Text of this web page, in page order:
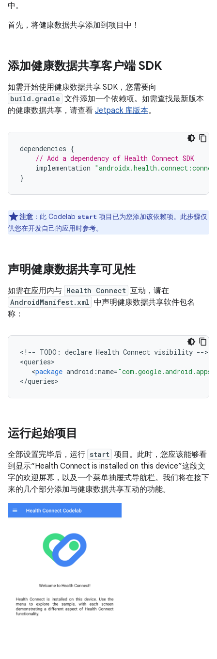
中。
首先，将健康数据共享添加到项目中！
添加健康数据共享客户端 SDK
如需开始使用健康数据共享 SDK，您需要向
build.gradle 文件添加一个依赖项。如需查找最新版本
的健康数据共享，请查看 Jetpack 库版本。
dependencies {
// Add a dependency of Health Connect SDK
implementation
}
注意 ：此 Codelab start 项目已为您添加该依赖项。此步骤仅
供您在开发自己的应用时参考。
声明健康数据共享可见性
如需在应用内与 Health Connect 互动，请在
AndroidManifest.xml 中声明健康数据共享软件包名
称：
< ! -- TODO : declare Health Connect visibility -->
<queries
<package android :name=
</queries
运行起始项目
全部设置完毕后，运行 start 项目。此时，您应该能够看
到显示“Health Connect is installed on this device”这段文
字的欢迎屏幕，以及一个菜单抽屉式导航栏。我们将在接下
来的几个部分添加与健康数据共享互动的功能。